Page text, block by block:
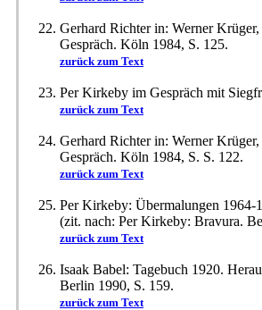
Gerhard Richter in: Werner
Gespräch. Köln 1984, S. 125.
zurück zum Text
Per Kirkeby im Gespräch mit
zurück zum Text
Gerhard Richter in: Werner
Gespräch. Köln 1984, S. S. 122.
zurück zum Text
Per Kirkeby: Übermalungen 1964-
(zit. nach: Per Kirkeby: Bravura.
zurück zum Text
Isaak Babel: Tagebuch 1920.
Berlin 1990, S. 159.
zurück zum Text